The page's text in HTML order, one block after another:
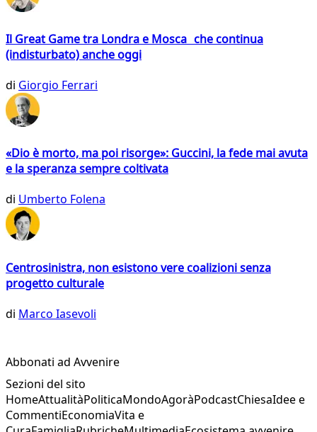
Il Great Game tra Londra e Mosca che continua
(indisturbato) anche oggi
di Giorgio Ferrari
«Dio è morto, ma poi risorge»: Guccini, la fede mai avuta
e la speranza sempre coltivata
di Umberto Folena
Centrosinistra, non esistono vere coalizioni senza
progetto culturale
di Marco Iasevoli
Abbonati ad Avvenire
Sezioni del sito
HomeAttualitàPoliticaMondoAgoràPodcastChiesaIdee e
CommentiEconomiaVita e